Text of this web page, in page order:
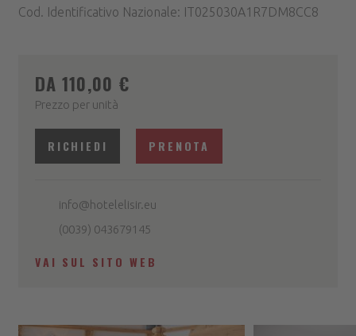
Cod. Identificativo Nazionale: IT025030A1R7DM8CC8
DA 110,00 €
Prezzo per unità
RICHIEDI PRENOTA
info@hotelelisir.eu
(0039) 043679145
VAI SUL SITO WEB